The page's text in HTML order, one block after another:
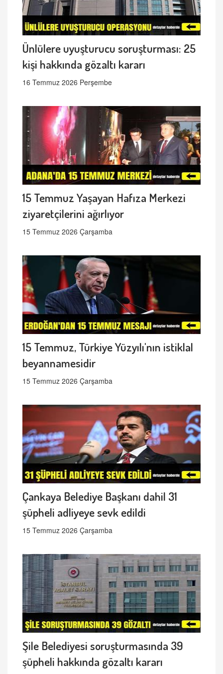
Ünlülere uyuşturucu soruşturması: 25
kişi hakkında gözaltı kararı
16 Temmuz 2026 Perşembe
15 Temmuz Yaşayan Hafıza Merkezi
ziyaretçilerini ağırlıyor
15 Temmuz 2026 Çarşamba
15 Temmuz, Türkiye Yüzyılı'nın istiklal
beyannamesidir
15 Temmuz 2026 Çarşamba
Çankaya Belediye Başkanı dahil 31
şüpheli adliyeye sevk edildi
15 Temmuz 2026 Çarşamba
Şile Belediyesi soruşturmasında 39
şüpheli hakkında gözaltı kararı